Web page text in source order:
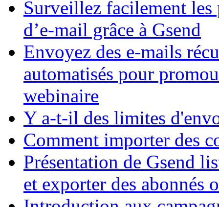
Surveillez facilement les
d’e-mail grâce à Gsend
Envoyez des e-mails
automatisés pour
webinaire
Y a-t-il des limites
Comment importer des
Présentation de Gsend
et exporter des abonnés